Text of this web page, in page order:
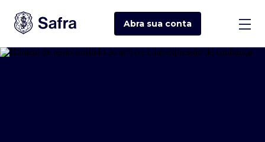
Abra sua conta